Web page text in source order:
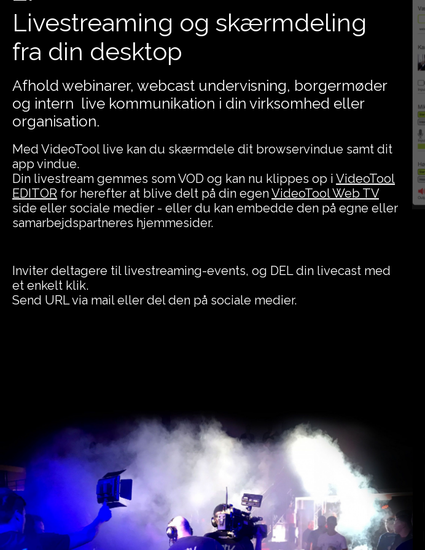
Livestreaming og skærmdeling
fra din desktop
Afhold webinarer, webcast undervisning, borgermøder
og intern live kommunikation i din virksomhed eller
organisation.
Med VideoTool live kan du skærmdele dit browservindue samt dit
app vindue.
Din livestream gemmes som VOD og kan nu klippes op i VideoTool
EDITOR for herefter at blive delt på din egenVideoTool Web TV
side eller sociale medier - eller du kan embedde den på egne eller
samarbejdspartneres hjemmesider.
Inviter deltagere til livestreaming-events, og DEL din livecast med
et enkelt klik.
Send URL via mail eller del den på sociale medier.